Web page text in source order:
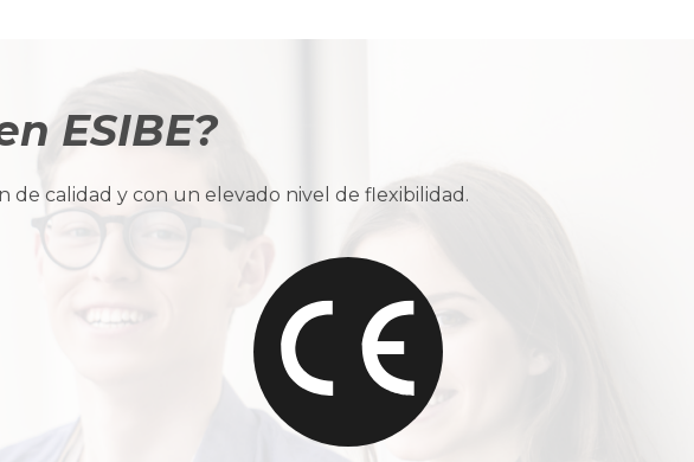
ESIBE?
de calidad y con un elevado nivel de flexibilidad.